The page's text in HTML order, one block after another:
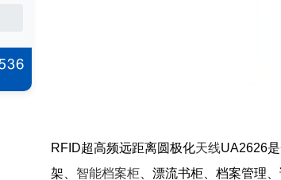
RFID超高频远距离圆极化天线UA2626
架、 智能档案柜 、漂流书柜、档案管理